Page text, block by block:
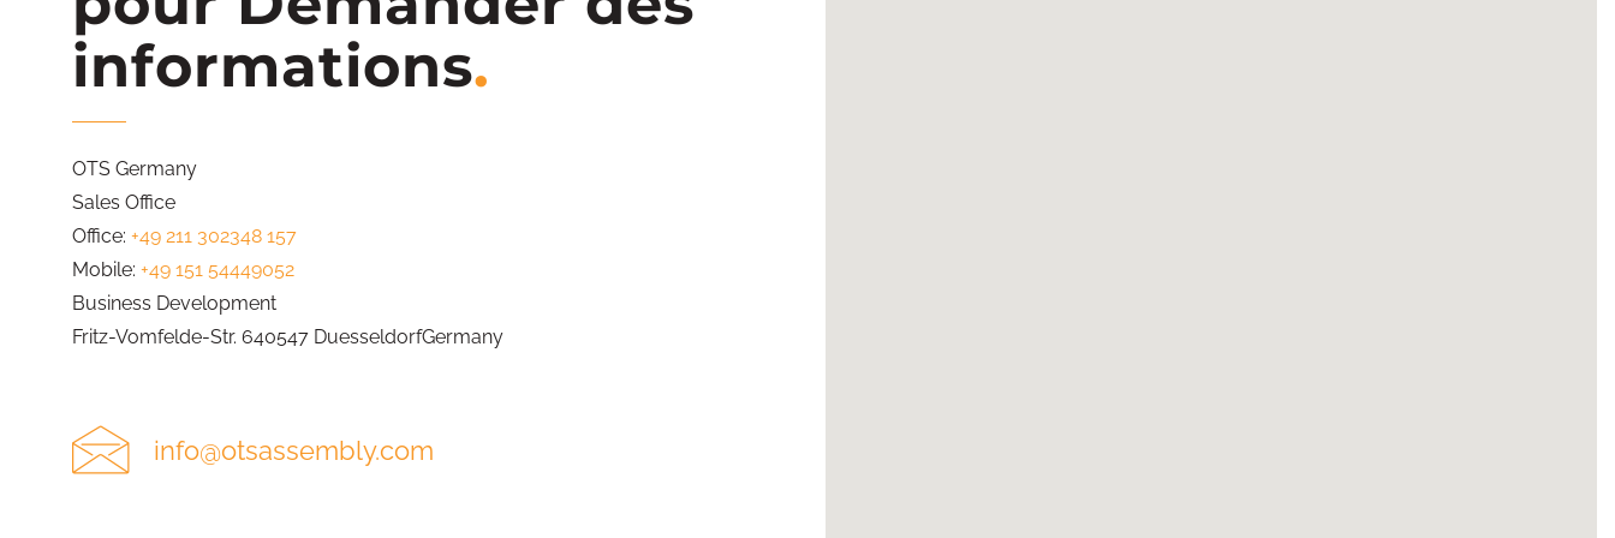
informations
OTS Germany
Sales Office
Office: +49 211 302348 157
Mobile: +49 151 54449052
Business Development
Fritz-Vomfelde-Str. 640547 DuesseldorfGermany
info@otsassembly.com